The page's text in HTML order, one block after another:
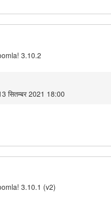
3.10.2
सितम्बर 2021 18:00
3.10.1 (v2)